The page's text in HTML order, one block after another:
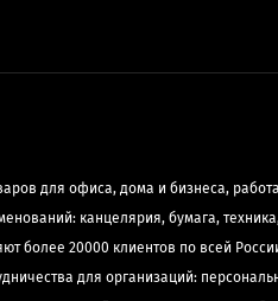
для офиса, дома и бизнеса,
канцелярия, бумага,
более 20000 клиентов по всей
для организаций: